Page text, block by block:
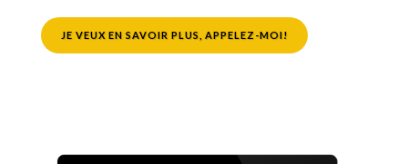
JE VEUX EN SAVOIR PLUS, APPELEZ-MOI!